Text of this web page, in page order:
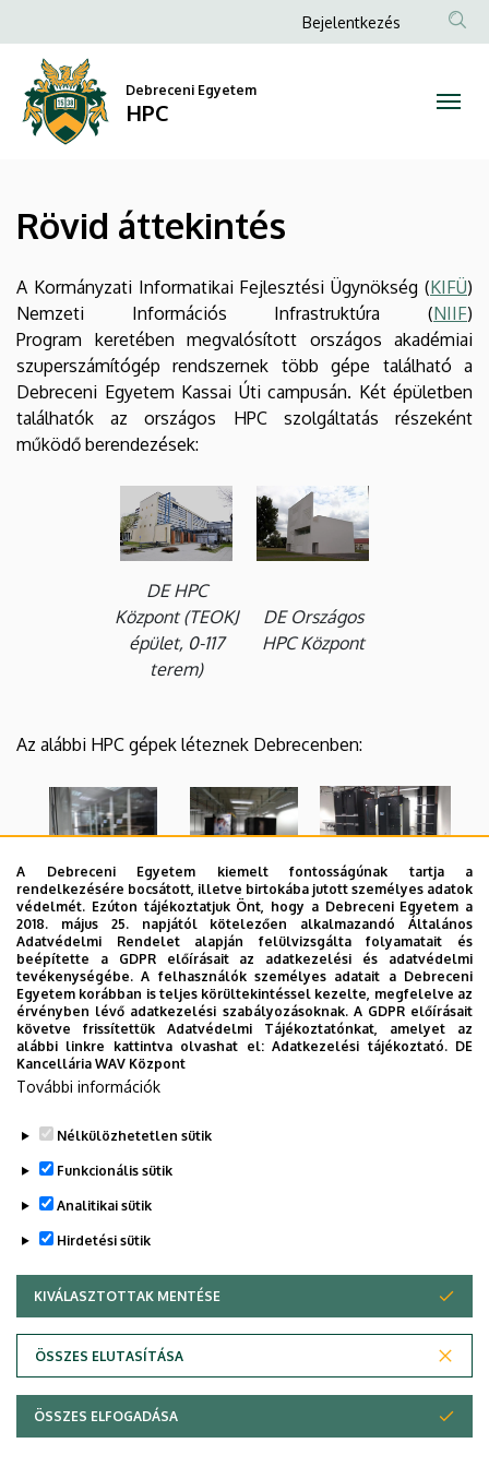
áttekintés
HPC
a
tartalomra
Anonim
Bejelentkezés
Debreceni Egyetem
HPC
Rövid áttekintés
A Kormányzati Informatikai Fejlesztési Ügynökség (KIFÜ)
Nemzeti Információs Infrastruktúra (NIIF)
Program keretében megvalósított országos akadémiai
szuperszámítógép rendszernek több gépe található a
Debreceni Egyetem Kassai Úti campusán. Két épületben
találhatók az országos HPC szolgáltatás részeként
működő berendezések:
DE HPC
Központ (TEOKJ
épület, 0-117
terem)
DE Országos
HPC Központ
Az alábbi HPC gépek léteznek Debrecenben:
1. Debreceni
gép. Neve:
Gyires
(részletekitt)
2. Debreceni
gép. Neve:Leo
(részletekitt)
3. Debreceni
gép. Neve:
Apollo
(részletekitt)
A jelenlegi magyar felsőoktatási és akadémiai HPC
országos rendszernek mintegy 480 TFLOP/s számolási
teljesítménye. 2018 ban ennek 80%-a a Debreceni
Egyetem Szuperszámítógép Központjában működik.
Legutóbbi frissítés: 2023. 03. 26. 21:00
Adatvédelem
Copyright © 2026 Unideb
A Debreceni Egyetem kiemelt fontosságúnak tartja a
rendelkezésére bocsátott, illetve birtokába jutott személyes adatok
védelmét. Ezúton tájékoztatjuk Önt, hogy a Debreceni Egyetem a
2018. május 25. napjától kötelezően alkalmazandó Általános
Adatvédelmi Rendelet alapján felülvizsgálta folyamatait és
beépítette a GDPR előírásait az adatkezelési és adatvédelmi
tevékenységébe. A felhasználók személyes adatait a Debreceni
Egyetem korábban is teljes körültekintéssel kezelte, megfelelve az
érvényben lévő adatkezelési szabályozásoknak. A GDPR előírásait
követve frissítettük Adatvédelmi Tájékoztatónkat, amelyet az
alábbi linkre kattintva olvashat el:Adatkezelési tájékoztató. DE
Kancellária WAV Központ
További információk
Nélkülözhetetlen sütik
Funkcionális sütik
Analitikai sütik
Hirdetési sütik
KIVÁLASZTOTTAK MENTÉSE
ÖSSZES ELUTASÍTÁSA
WITHDRAW CONSENT
ÖSSZES ELFOGADÁSA